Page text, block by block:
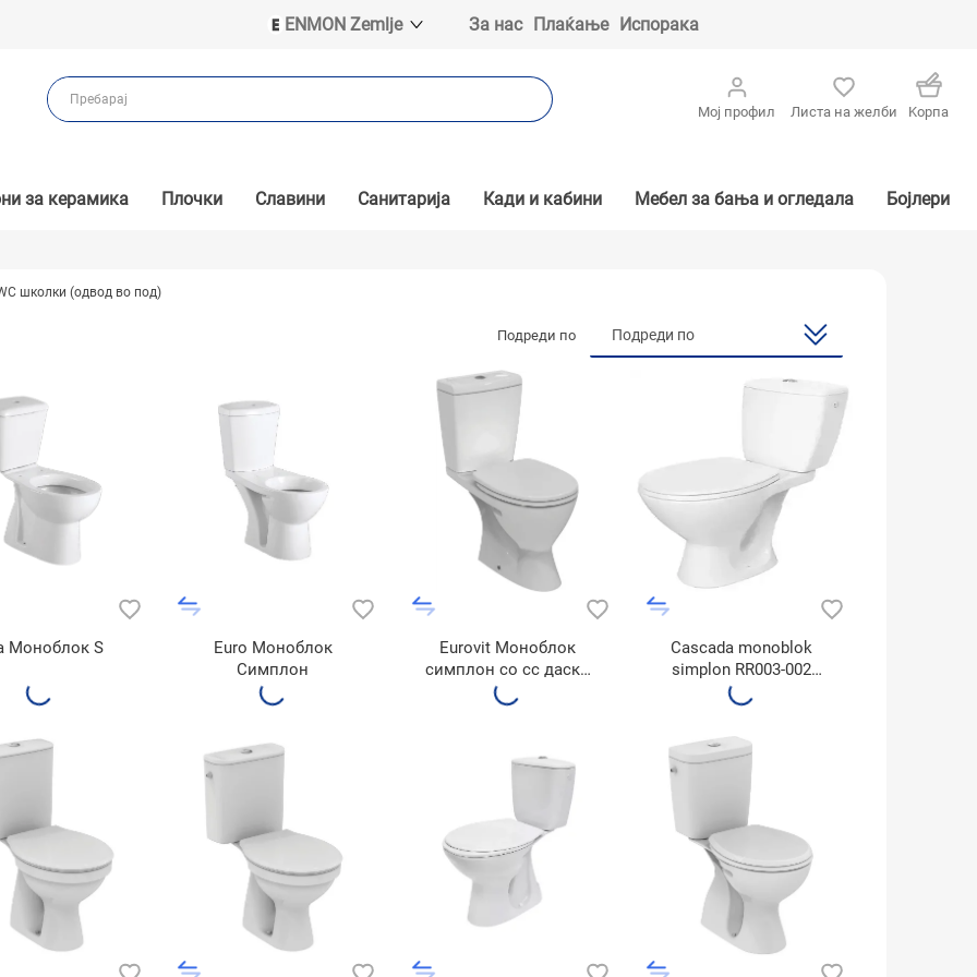
ENMON Zemlje
ENMON BIH
ENMON MKD
За нас Плаќање Испорака
Мој профил Листа на желби Kорпа
за керамика Плочки Славини Санитарија Кади и кабини Мебел за бања и огледала Бојлери
школки (одвод во под)
Подреди по
Моноблок S
Euro Моноблок
Симплон
Eurovit Моноблок
симплон со сс даска
V337301
Cascada monoblok
simplon RR003-002
K100-207